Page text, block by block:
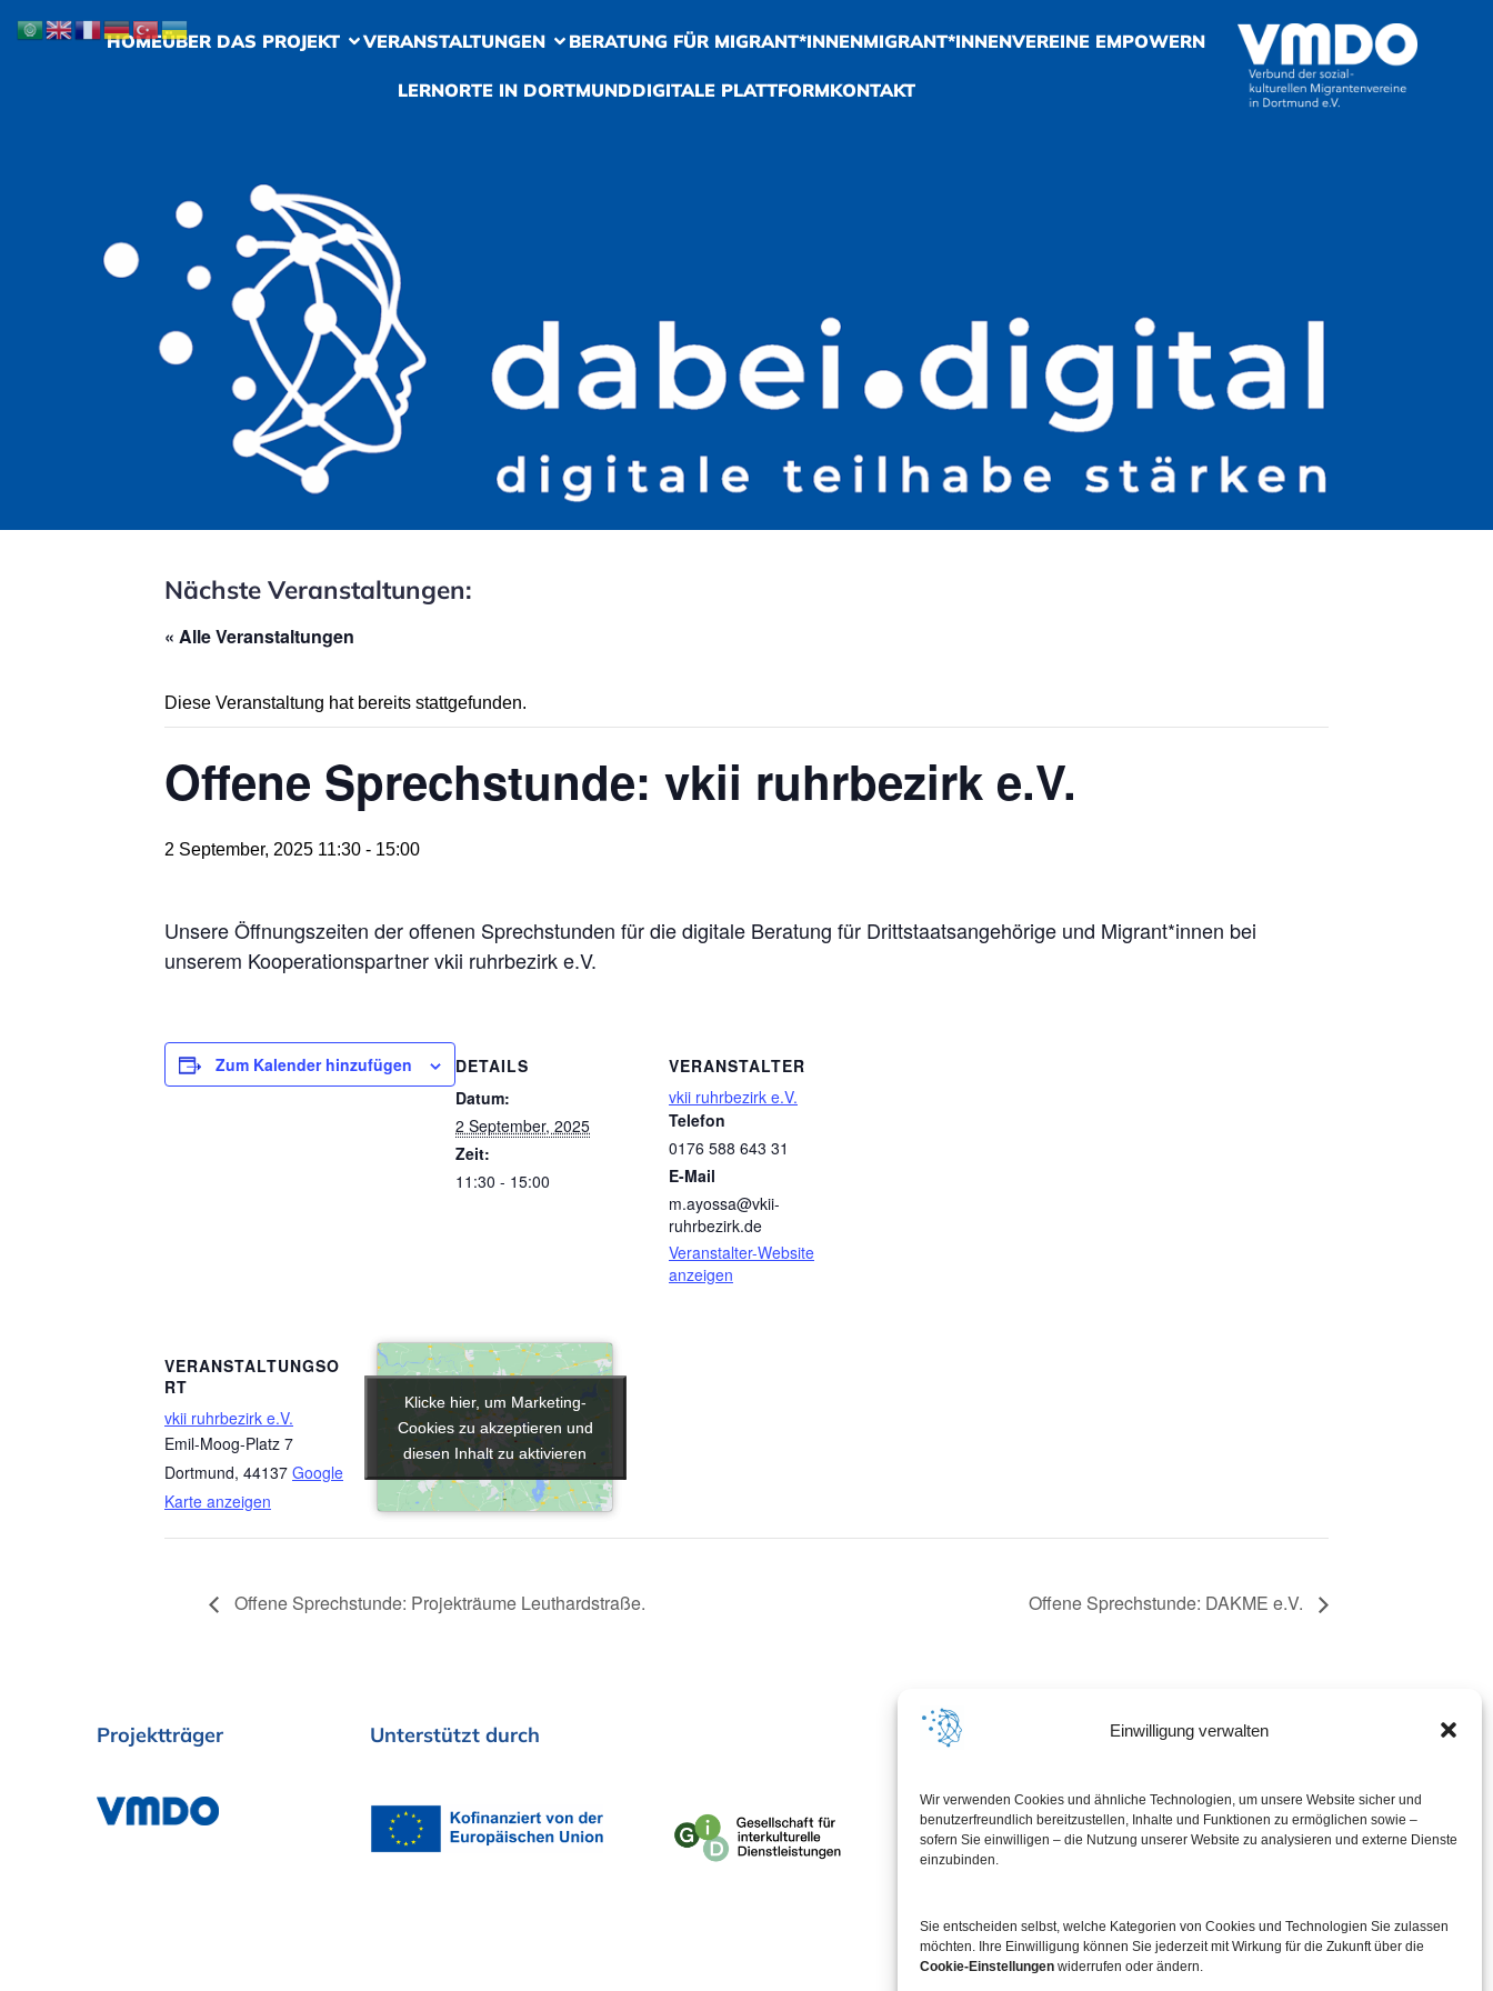
Einwilligung verwalten
Wir verwenden Cookies und ähnliche Technologien, um unsere Website sicher und
benutzerfreundlich bereitzustellen, Inhalte und Funktionen zu ermöglichen sowie –
sofern Sie einwilligen – die Nutzung unserer Website zu analysieren und externe Dienste
einzubinden.
Sie entscheiden selbst, welche Kategorien von Cookies und Technologien Sie zulassen
möchten. Ihre Einwilligung können Sie jederzeit mit Wirkung für die Zukunft über die
Cookie-Einstellungen widerrufen oder ändern.
HOMEÜBER DAS PROJEKT VERANSTALTUNGEN BERATUNG FÜR MIGRANT*INNENMIGRANT*INNENVEREINE EMPOWERN
LERNORTE IN DORTMUNDDIGITALE PLATTFORMKONTAKT
Nächste Veranstaltungen:
« Alle Veranstaltungen
Diese Veranstaltung hat bereits stattgefunden.
Offene Sprechstunde: vkii ruhrbezirk e.V.
2 September, 2025 11:30 - 15:00
Unsere Öffnungszeiten der offenen Sprechstunden für die digitale Beratung für Drittstaatsangehörige und Migrant*innen bei
unserem Kooperationspartner vkii ruhrbezirk e.V.
Zum Kalender hinzufügen
DETAILS
Datum:
2 September, 2025
Zeit:
11:30 - 15:00
VERANSTALTER
vkii ruhrbezirk e.V.
Telefon
0176 588 643 31
E-Mail
m.ayossa@vkii-
ruhrbezirk.de
Veranstalter-Website
anzeigen
VERANSTALTUNGSO
RT
vkii ruhrbezirk e.V.
Emil-Moog-Platz 7
Dortmund, 44137 Google
Karte anzeigen
Klicke hier, um Marketing-
Cookies zu akzeptieren und
diesen Inhalt zu aktivieren
Klicke hier, um Marketing-
Cookies zu akzeptieren und
diesen Inhalt zu aktivieren
Offene Sprechstunde: Projekträume Leuthardstraße. Offene Sprechstunde: DAKME e.V.
Projektträger Unterstützt durch In Kooperation mit